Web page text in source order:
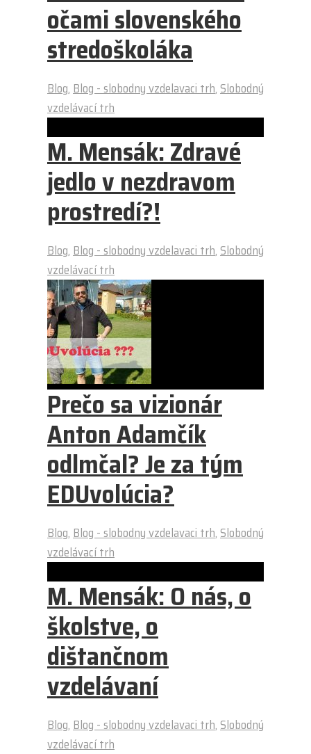
očami slovenského
stredoškoláka
Blog, Blog - slobodny vzdelavaci trh, Slobodný
vzdelávací trh
M. Mensák: Zdravé
jedlo v nezdravom
prostredí?!
Blog, Blog - slobodny vzdelavaci trh, Slobodný
vzdelávací trh
Prečo sa vizionár
Anton Adamčík
odlmčal? Je za tým
EDUvolúcia?
Blog, Blog - slobodny vzdelavaci trh, Slobodný
vzdelávací trh
M. Mensák: O nás, o
školstve, o
dištančnom
vzdelávaní
Blog, Blog - slobodny vzdelavaci trh, Slobodný
vzdelávací trh